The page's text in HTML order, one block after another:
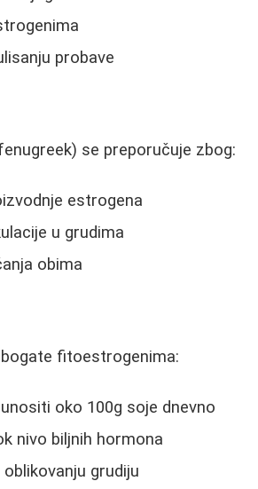
probave
se preporučuje zbog:
estrogena
u grudima
obima
fitoestrogenima:
oko 100g soje dnevno
nivo biljnih hormona
grudiju